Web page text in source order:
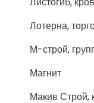
Лотерна,
М-строй,
Магнит
Макив Строй,